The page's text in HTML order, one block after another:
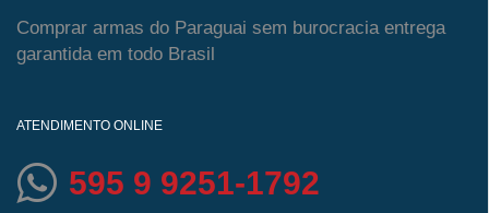
Comprar armas do Paraguai sem burocracia entrega
garantida em todo Brasil
ATENDIMENTO ONLINE
595 9 9251-1792